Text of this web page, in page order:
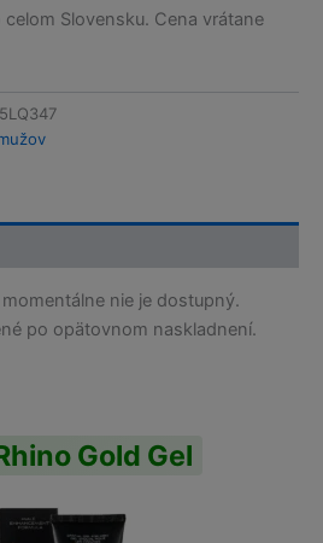
Slovensku. Cena vrátane
nie je dostupný.
po opätovnom naskladnení.
Gold Gel